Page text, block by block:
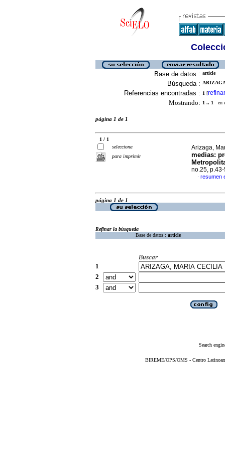
Base de datos : article
Búsqueda :
Referencias encontradas : 1 [refinar
Mostrando: 1 .. 1 en
página 1 de 1
1 / 1
selecciona
para imprimir
Arizaga,
medias:
no.25,
· resumen
página 1 de 1
Refinar la búsqueda
Base de datos : article
Buscar
1
2
3
Search
BIREME/OPS/OMS - Centro